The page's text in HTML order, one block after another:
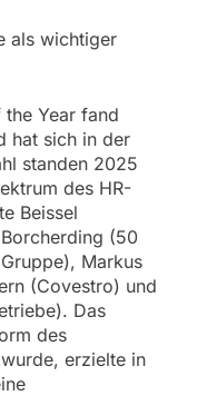
als wichtiger
the Year fand
hat sich in der
standen 2025
des HR-
Beissel
(50
Markus
(Covestro) und
Das
des
erzielte in